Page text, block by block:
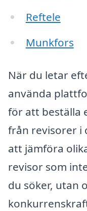
Reftele
Munkfors
När du letar
använda
för att beställa
från revisorer i
att jämföra
revisor som
du söker, utan